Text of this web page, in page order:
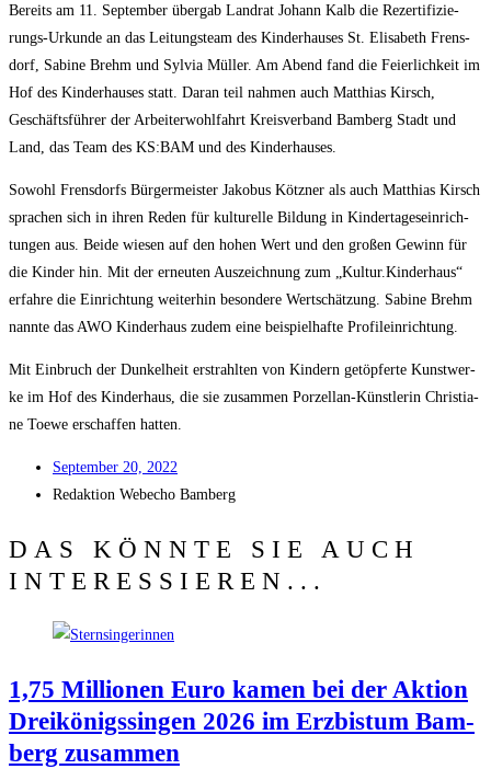
Bereits am 11. Sep­tem­ber über­gab Land­rat Johann Kalb die Rezer­ti­fi­zie­
rungs-Urkun­de an das Lei­tungs­team des Kin­der­hau­ses St. Eli­sa­beth Frens­
dorf, Sabi­ne Brehm und Syl­via Mül­ler. Am Abend fand die Fei­er­lich­keit im
Hof des Kin­der­hau­ses statt. Dar­an teil nah­men auch Mat­thi­as Kirsch,
Geschäfts­füh­rer der Arbei­ter­wohl­fahrt Kreis­ver­band Bam­berg Stadt und
Land, das Team des KS:BAM und des Kinderhauses.
Sowohl Frens­dorfs Bür­ger­meis­ter Jako­bus Kötz­ner als auch Mat­thi­as Kirsch
spra­chen sich in ihren Reden für kul­tu­rel­le Bil­dung in Kin­der­ta­ges­ein­rich­
tun­gen aus. Bei­de wie­sen auf den hohen Wert und den gro­ßen Gewinn für
die Kin­der hin. Mit der erneu­ten Aus­zeich­nung zum „Kultur.Kinderhaus“
erfah­re die Ein­rich­tung wei­ter­hin beson­de­re Wert­schät­zung. Sabi­ne Brehm
nann­te das AWO Kin­der­haus zudem eine bei­spiel­haf­te Profileinrichtung.
Mit Ein­bruch der Dun­kel­heit erstrahl­ten von Kin­dern getöp­fer­te Kunst­wer­
ke im Hof des Kin­der­haus, die sie zusam­men Por­zel­lan-Künst­le­rin Chris­tia­
ne Toe­we erschaf­fen hatten.
Sep­tem­ber 20, 2022
Redak­ti­on Web­echo Bamberg
DAS KÖNNTE SIE AUCH
INTERESSIEREN...
1,75 Mil­lio­nen Euro kamen bei der Akti­on
Drei­kö­nigs­sin­gen 2026 im Erz­bis­tum Bam­
berg zusammen